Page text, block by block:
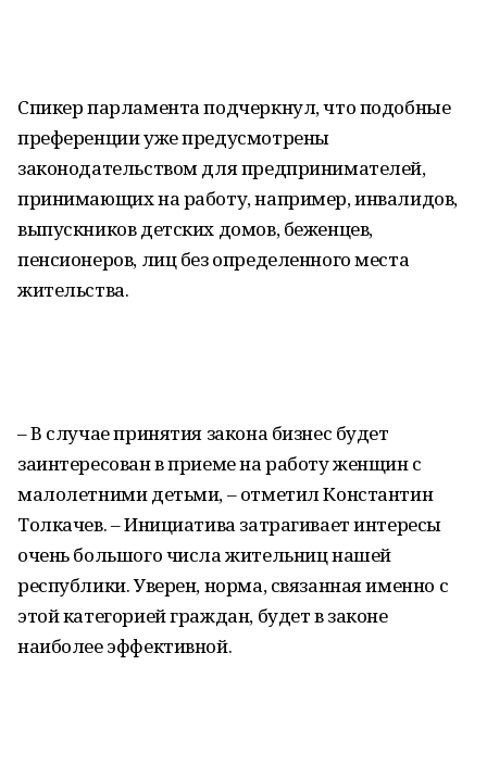
Спикер парламента подчеркнул, что подобные
преференции уже предусмотрены
законодательством для предпринимателей,
принимающих на работу, например, инвалидов,
выпускников детских домов, беженцев,
пенсионеров, лиц без определенного места
жительства.
– В случае принятия закона бизнес будет
заинтересован в приеме на работу женщин с
малолетними детьми, – отметил Константин
Толкачев. – Инициатива затрагивает интересы
очень большого числа жительниц нашей
республики. Уверен, норма, связанная именно с
этой категорией граждан, будет в законе
наиболее эффективной.